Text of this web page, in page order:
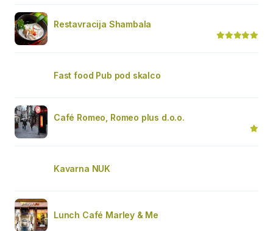
Restavracija Shambala
Fast food Pub pod skalco
Café Romeo, Romeo plus d.o.o.
Kavarna NUK
Lunch Café Marley & Me